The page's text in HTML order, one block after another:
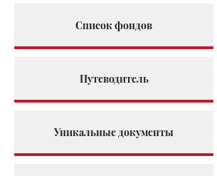
Список фондов
Путеводитель
Уникальные документы